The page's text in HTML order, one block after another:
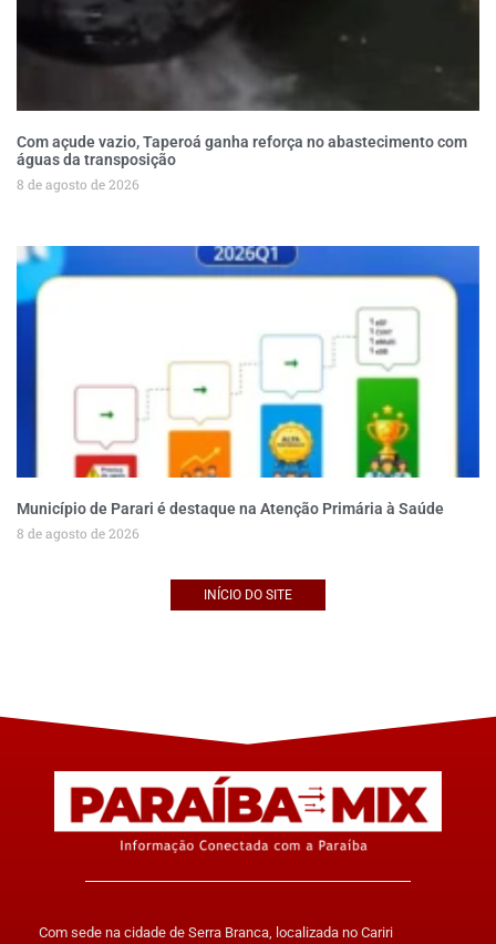
Com açude vazio, Taperoá ganha reforça no abastecimento com
águas da transposição
8 de agosto de 2026
Município de Parari é destaque na Atenção Primária à Saúde
8 de agosto de 2026
INÍCIO DO SITE
Com sede na cidade de Serra Branca, localizada no Cariri